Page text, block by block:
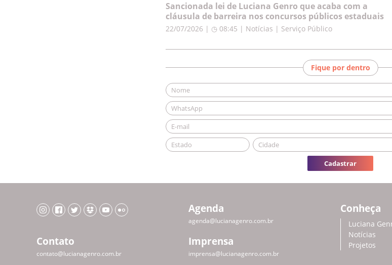
Sancionada lei de Luciana Genro que acaba com a
cláusula de barreira nos concursos públicos estaduais
22/07/2026 | ◷ 08:45 | Notícias | Serviço Público
Fique por dentro
Cadastrar
Agenda
agenda@lucianagenro.com.br
Contato
contato@lucianagenro.com.br
Imprensa
imprensa@lucianagenro.com.br
Conheça
Luciana
Notícias
Projetos